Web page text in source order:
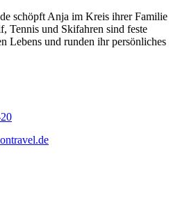
schöpft Anja im Kreis ihrer Familie
Tennis und Skifahren sind feste
Lebens und runden ihr persönliches